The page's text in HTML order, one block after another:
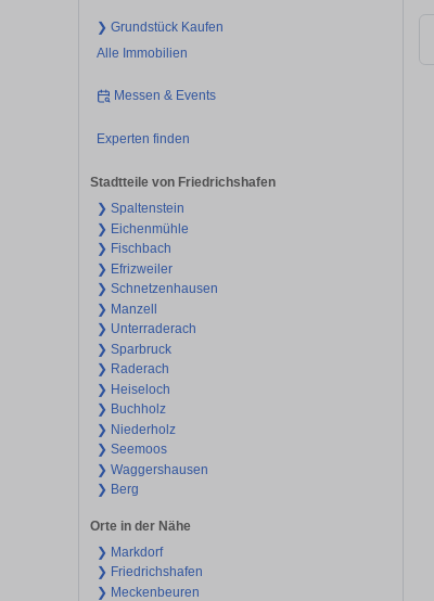
❯ Grundstück Kaufen
Alle Immobilien
Messen & Events
Experten finden
Stadtteile von Friedrichshafen
❯ Spaltenstein
❯ Eichenmühle
❯ Fischbach
❯ Efrizweiler
❯ Schnetzenhausen
❯ Manzell
❯ Unterraderach
❯ Sparbruck
❯ Raderach
❯ Heiseloch
❯ Buchholz
❯ Niederholz
❯ Seemoos
❯ Waggershausen
❯ Berg
Orte in der Nähe
❯ Markdorf
❯ Friedrichshafen
❯ Meckenbeuren